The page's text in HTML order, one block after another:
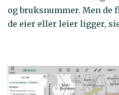
og bruksnummer. Men de
de eier eller leier ligger,